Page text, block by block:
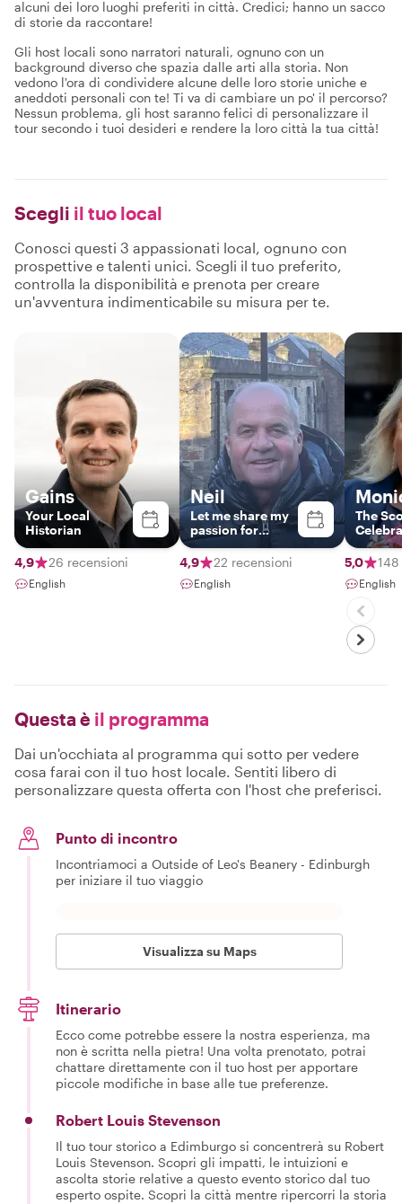
alcuni dei loro luoghi preferiti in città. Credici; hanno un sacco
di storie da raccontare!
Gli host locali sono narratori naturali, ognuno con un
background diverso che spazia dalle arti alla storia. Non
vedono l'ora di condividere alcune delle loro storie uniche e
aneddoti personali con te! Ti va di cambiare un po' il percorso?
Nessun problema, gli host saranno felici di personalizzare il
tour secondo i tuoi desideri e rendere la loro città la tua città!
Scegli il tuo local
Conosci questi 3 appassionati local, ognuno con
prospettive e talenti unici. Scegli il tuo preferito,
controlla la disponibilità e prenota per creare
un'avventura indimenticabile su misura per te.
Gains
Your Local
Historian
4,9 26 recensioni
English
Neil
Let me share my
passion for
Edinburgh with
you!
4,9 22 recensioni
English
The
5,0
English
Questa è il programma
Dai un'occhiata al programma qui sotto per vedere
cosa farai con il tuo host locale. Sentiti libero di
personalizzare questa offerta con l'host che preferisci.
Punto di incontro
Incontriamoci a Outside of Leo's Beanery - Edinburgh
per iniziare il tuo viaggio
Visualizza su Maps
Itinerario
Ecco come potrebbe essere la nostra esperienza, ma
non è scritta nella pietra! Una volta prenotato, potrai
chattare direttamente con il tuo host per apportare
piccole modifiche in base alle tue preferenze.
Robert Louis Stevenson
Il tuo tour storico a Edimburgo si concentrerà su Robert
Louis Stevenson. Scopri gli impatti, le intuizioni e
ascolta storie relative a questo evento storico dal tuo
esperto ospite. Scopri la città mentre ripercorri la storia